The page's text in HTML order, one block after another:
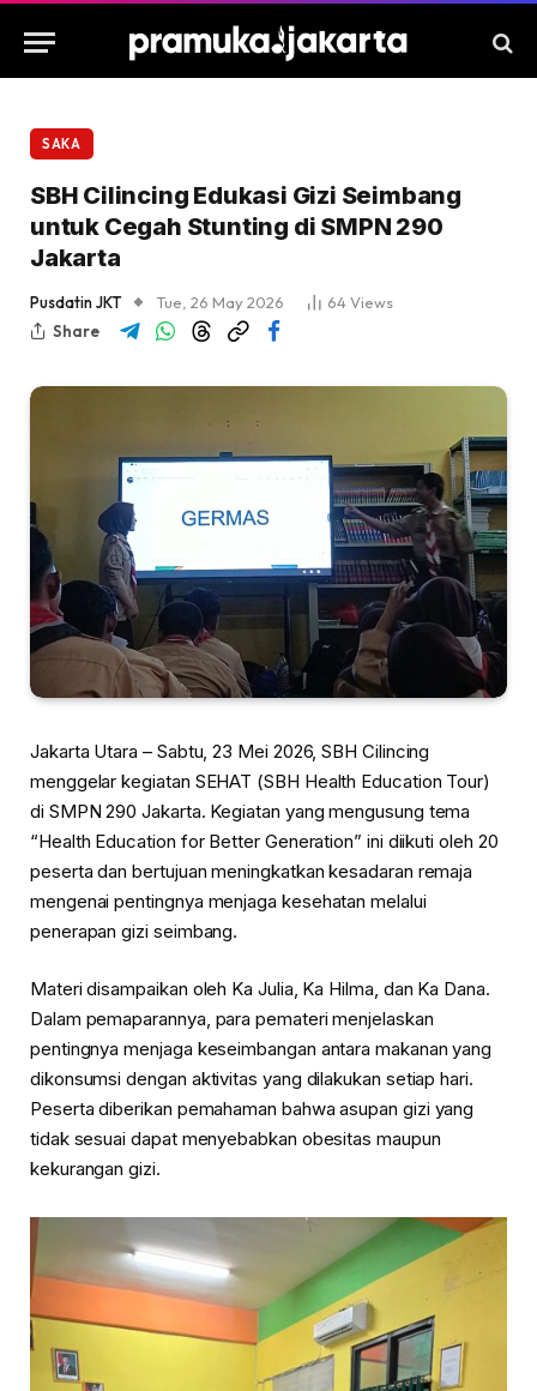
SAKA
SBH Cilincing Edukasi Gizi Seimbang
untuk Cegah Stunting di SMPN 290
Jakarta
Pusdatin JKT Tue, 26 May 2026 64Views
Share
Jakarta Utara – Sabtu, 23 Mei 2026, SBH Cilincing
menggelar kegiatan SEHAT (SBH Health Education Tour)
di SMPN 290 Jakarta. Kegiatan yang mengusung tema
“Health Education for Better Generation” ini diikuti oleh 20
peserta dan bertujuan meningkatkan kesadaran remaja
mengenai pentingnya menjaga kesehatan melalui
penerapan gizi seimbang.
Materi disampaikan oleh Ka Julia, Ka Hilma, dan Ka Dana.
Dalam pemaparannya, para pemateri menjelaskan
pentingnya menjaga keseimbangan antara makanan yang
dikonsumsi dengan aktivitas yang dilakukan setiap hari.
Peserta diberikan pemahaman bahwa asupan gizi yang
tidak sesuai dapat menyebabkan obesitas maupun
kekurangan gizi.